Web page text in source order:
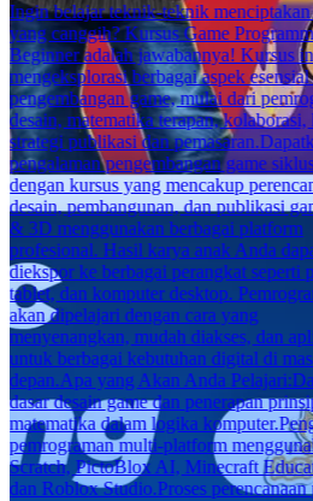
Ingin belajar teknik-teknik menciptakan
yang canggih? Kursus Game
Beginner adalah jawabannya! Kursus
mengeksplorasi berbagai aspek
pengembangan game, mulai dari
desain, matematika terapan, kolaborasi,
strategi publikasi dan
pengalaman pengembangan game
dengan kursus yang mencakup
desain, pembangunan, dan publikasi
& 3D menggunakan berbagai platform
profesional. Hasil karya anak Anda
diekspor ke berbagai perangkat seperti
tablet, dan komputer desktop.
akan dipelajari dengan cara yang
menyenangkan, mudah diakses, dan
untuk berbagai kebutuhan digital di
depan.Apa yang Akan Anda
dasar desain game dan penerapan
matematika dalam logika
pemrograman multi-platform
Scratch, PictoBlox AI, Minecraft
dan Roblox Studio.Proses